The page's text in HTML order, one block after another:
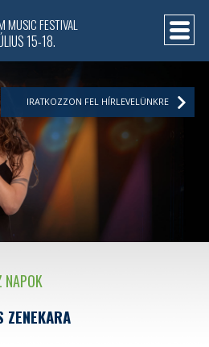
NAPOK
ZENEKARA
MUSIC FESTIVAL
15-18.
IRATKOZZON FEL HÍRLEVELÜNKRE